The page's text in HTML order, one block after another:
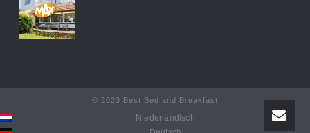
© 2023 Best Bed and Breakfast
Niederländisch